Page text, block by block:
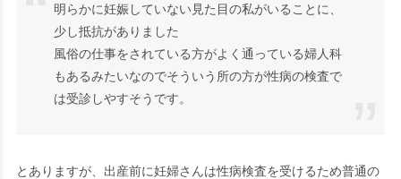
明らかに妊娠していない見た目の私がいることに、
少し抵抗がありました
風俗の仕事をされている方がよく通っている婦人科
もあるみたいなのでそういう所の方が性病の検査で
は受診しやすそうです。
とありますが、出産前に妊婦さんは性病検査を受けるため普通の